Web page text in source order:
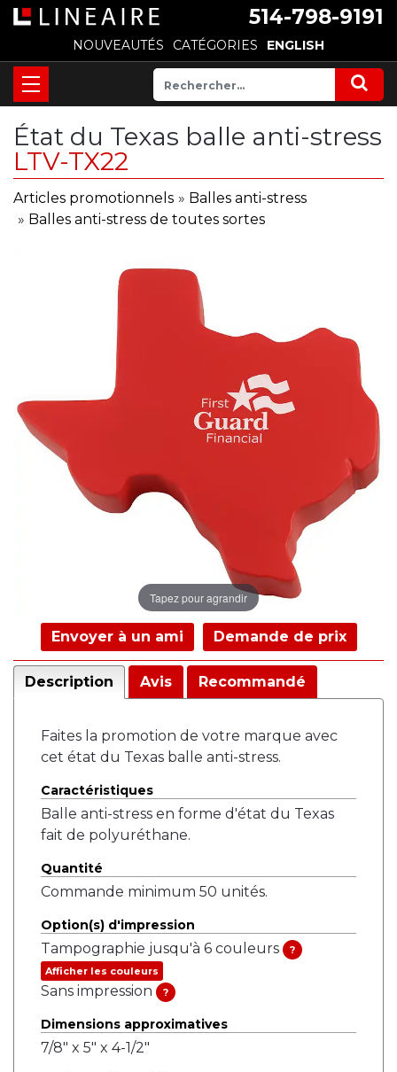
514-798-9191
NOUVEAUTÉS CATÉGORIES ENGLISH
État du Texas balle anti-stress
LTV-TX22
Articles promotionnels » Balles anti-stress
» Balles anti-stress de toutes sortes
Tapez pour agrandir
Envoyer à un ami Demande de prix
Description Avis Recommandé
Faites la promotion de votre marque avec
cet état du Texas balle anti-stress.
Caractéristiques
Balle anti-stress en forme d'état du Texas
fait de polyuréthane.
Quantité
Commande minimum 50 unités.
Option(s) d'impression
Tampographie jusqu'à 6 couleurs
?
Afficher les couleurs
Sans impression ?
Dimensions approximatives
7/8" x 5" x 4-1/2"